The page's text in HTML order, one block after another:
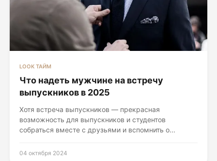
LOOK ТАЙМ
Что надеть мужчине на встречу
выпускников в 2025
Хотя встреча выпускников — прекрасная
возможность для выпускников и студентов
собраться вместе с друзьями и вспомнить о...
04 октября 2024